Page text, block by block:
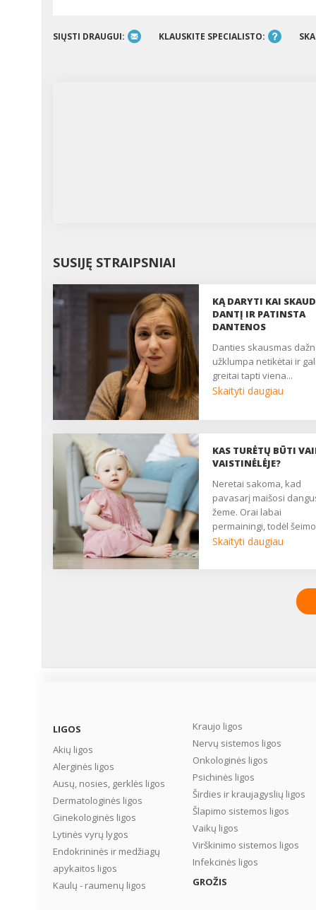
SIŲSTI DRAUGUI: KLAUSKITE SPECIALISTO:
SUSIJĘ STRAIPSNIAI
KĄ DARYTI KAI
DANTĮ IR PATINSTA
DANTENOS
danties skausmas dažnai
užklumpa netikėtai ir
greitai tapti viena...
Skaityti daugiau
KAS TURĖTŲ BŪTI
VAISTINĖLĖJE?
Neretai sakoma, kad
pavasarį maišosi
žeme. Orai labai
permainingi, todėl
kuriose yra vaikų,
todėl namų vaistinėlėje
naudinga turėti ir kitų
Skaityti daugiau
LIGOS
Akių ligos
Alerginės ligos
Ausų, nosies, gerklės ligos
Dermatologinės ligos
Ginekologinės ligos
Lytinės vyrų lygos
Endokrininės ir medžiagų
apykaitos ligos
Kaulų - raumenų ligos
Kraujo ligos
Nervų sistemos ligos
Onkologinės ligos
Psichinės ligos
Širdies ir kraujagyslių ligos
Šlapimo sistemos ligos
Vaikų ligos
Virškinimo sistemos ligos
Infekcinės ligos
GROŽIS